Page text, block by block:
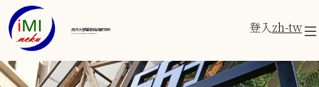
成功大學醫學資訊研究所
Institute of Medical Informatics 登入zh-tw